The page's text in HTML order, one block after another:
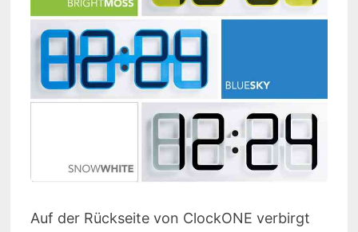
Auf der Rückseite von ClockONE verbirgt